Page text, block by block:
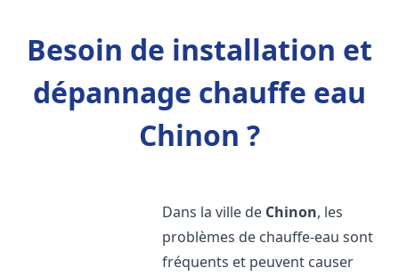
Besoin de installation et
dépannage chauffe eau
Chinon ?
Dans la ville de Chinon, les
problèmes de chauffe-eau sont
fréquents et peuvent causer